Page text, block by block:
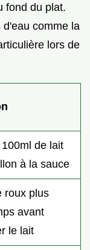
fond du plat.
comme la
lors de
de lait
à la sauce
roux plus
avant
le lait